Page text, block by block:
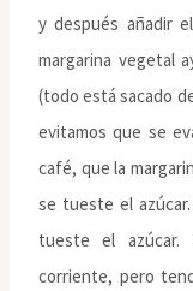
y después añadir
margarina vegetal
(todo está sacado
evitamos que se
café, que la
se tueste el
tueste el azúcar.
corriente, pero